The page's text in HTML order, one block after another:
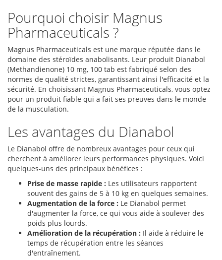
Pourquoi choisir Magnus
Pharmaceuticals ?
Magnus Pharmaceuticals est une marque réputée dans le
domaine des stéroïdes anabolisants. Leur produit Dianabol
(Methandienone) 10 mg, 100 tab est fabriqué selon des
normes de qualité strictes, garantissant ainsi l'efficacité et la
sécurité. En choisissant Magnus Pharmaceuticals, vous optez
pour un produit fiable qui a fait ses preuves dans le monde
de la musculation.
Les avantages du Dianabol
Le Dianabol offre de nombreux avantages pour ceux qui
cherchent à améliorer leurs performances physiques. Voici
quelques-uns des principaux bénéfices :
Prise de masse rapide : Les utilisateurs rapportent
souvent des gains de 5 à 10 kg en quelques semaines.
Augmentation de la force : Le Dianabol permet
d'augmenter la force, ce qui vous aide à soulever des
poids plus lourds.
Amélioration de la récupération : Il aide à réduire le
temps de récupération entre les séances
d'entraînement.